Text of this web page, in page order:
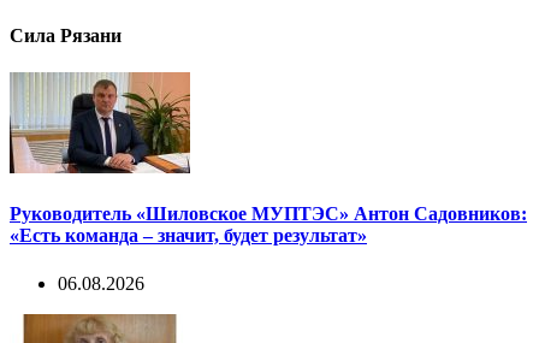
Сила Рязани
Руководитель «Шиловское МУПТЭС» Антон Садовников:
«Есть команда – значит, будет результат»
06.08.2026